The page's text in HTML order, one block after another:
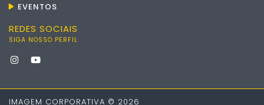
EVENTOS
REDES SOCIAIS
SIGA NOSSO PERFIL
IMAGEM CORPORATIVA © 2026